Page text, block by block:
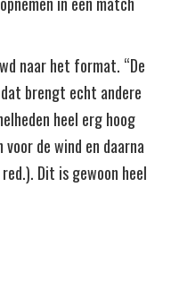
naar het format. “De
brengt echt andere
heel erg hoog
de wind en daarna
Dit is gewoon heel